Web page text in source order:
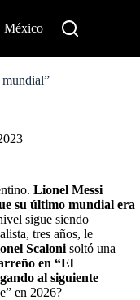
México
Lionel Messi
su último mundial era
sigue siendo
tres años, le
Scaloni soltó una
en “El
al siguiente
en 2026?